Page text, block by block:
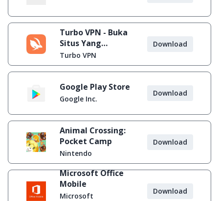
Turbo VPN - Buka
Situs Yang
Diblokir
Turbo VPN
Download
Google Play Store
Google Inc.
Download
Animal Crossing:
Pocket Camp
Nintendo
Download
Microsoft Office
Mobile
Microsoft
Download